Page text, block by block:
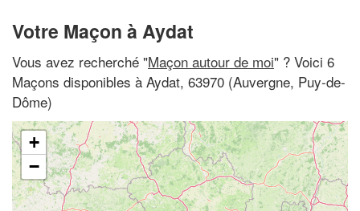
Votre Maçon à Aydat
Vous avez recherché "Maçon autour de moi" ? Voici 6
Maçons disponibles à Aydat, 63970 (Auvergne, Puy-de-
Dôme)
+
−